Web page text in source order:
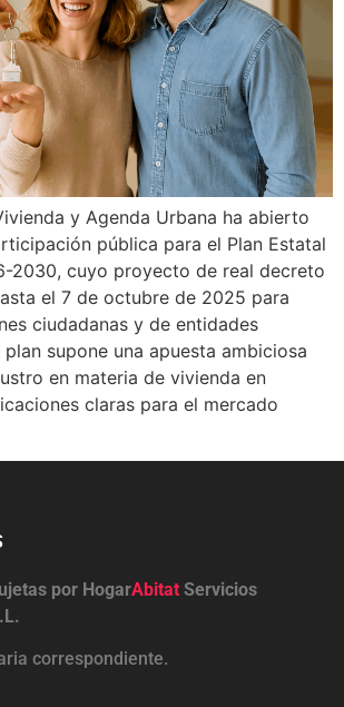
y Agenda Urbana ha abierto
pública para el Plan Estatal
2030, cuyo proyecto de real decreto
el 7 de octubre de 2025 para
ciudadanas y de entidades
supone una apuesta ambiciosa
en materia de vivienda en
claras para el mercado
por HogarAbitat Servicios
correspondiente.